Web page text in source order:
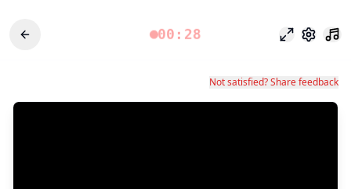
00:28 Chế độ tập
Cài đặt
Not satisfied? Share feedback